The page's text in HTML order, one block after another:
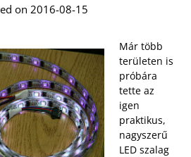
on 2016-08-15
Már több
területen is
próbára
tette az
igen
praktikus,
nagyszerű
LED szalag